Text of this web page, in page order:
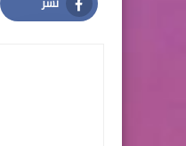
Facebook